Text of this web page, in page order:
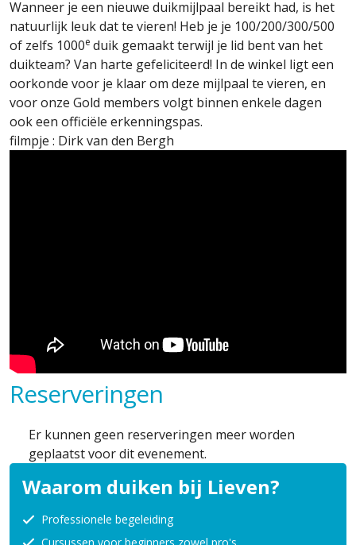
Wanneer je een nieuwe duikmijlpaal bereikt had, is het
natuurlijk leuk dat te vieren! Heb je je 100/200/300/500
of zelfs 1000e duik gemaakt terwijl je lid bent van het
duikteam? Van harte gefeliciteerd! In de winkel ligt een
oorkonde voor je klaar om deze mijlpaal te vieren, en
voor onze Gold members volgt binnen enkele dagen
ook een officiële erkenningspas.
filmpje : Dirk van den Bergh
Reserveringen
Er kunnen geen reserveringen meer worden
geplaatst voor dit evenement.
Waarom duiken bij Lieven?
Professionele begeleiding